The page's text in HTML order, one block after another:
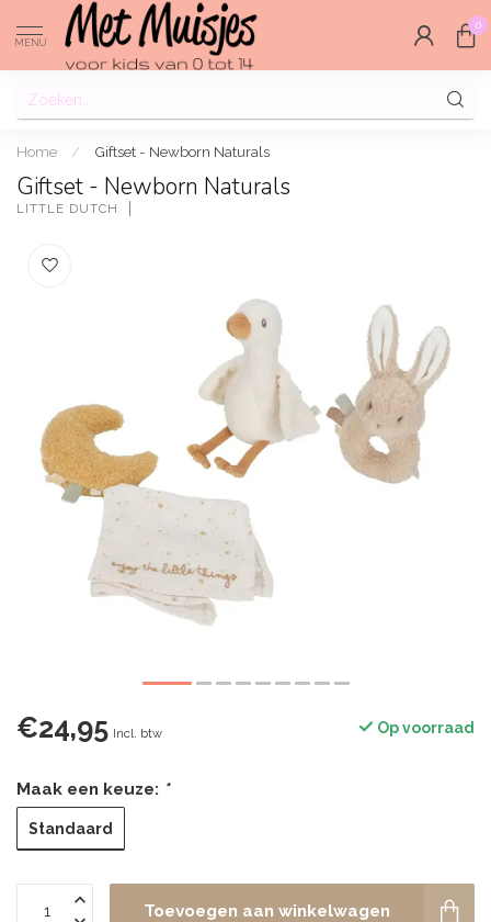
MENU
0
Home / Giftset - Newborn Naturals
Giftset - Newborn Naturals
LITTLE DUTCH
€24,95 Incl. btw Op voorraad
Maak een keuze: *
Standaard
Toevoegen aan winkelwagen